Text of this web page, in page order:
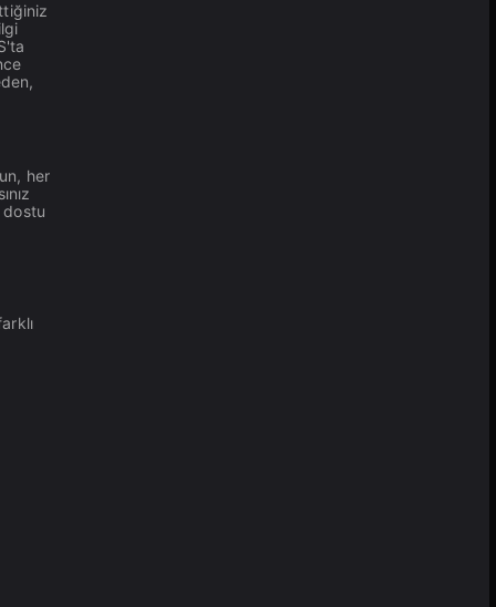
her
dostu